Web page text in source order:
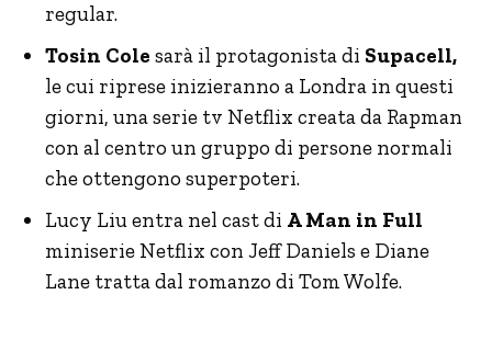
regular.
Tosin Cole sarà il protagonista di Supacell,
le cui riprese inizieranno a Londra in questi
giorni, una serie tv Netflix creata da Rapman
con al centro un gruppo di persone normali
che ottengono superpoteri.
Lucy Liu entra nel cast di A Man in Full
miniserie Netflix con Jeff Daniels e Diane
Lane tratta dal romanzo di Tom Wolfe.